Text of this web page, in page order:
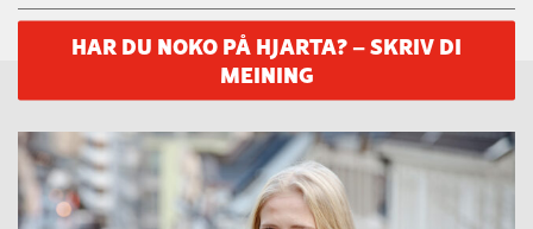
HAR DU NOKO PÅ HJARTA? – SKRIV DI
MEINING